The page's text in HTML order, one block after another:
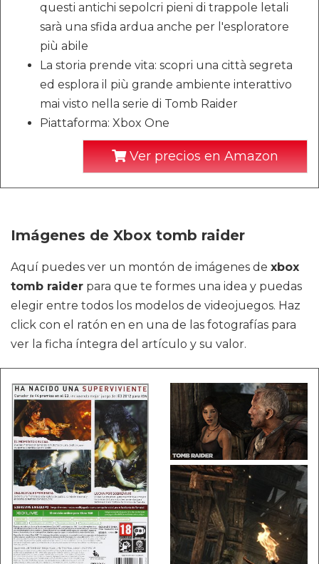
questi antichi sepolcri pieni di trappole letali
sarà una sfida ardua anche per l'esploratore
più abile
La storia prende vita: scopri una città segreta
ed esplora il più grande ambiente interattivo
mai visto nella serie di Tomb Raider
Piattaforma: Xbox One
Ver precios en Amazon
Imágenes de Xbox tomb raider
Aquí puedes ver un montón de imágenes de xbox
tomb raider para que te formes una idea y puedas
elegir entre todos los modelos de videojuegos. Haz
click con el ratón en en una de las fotografías para
ver la ficha íntegra del artículo y su valor.